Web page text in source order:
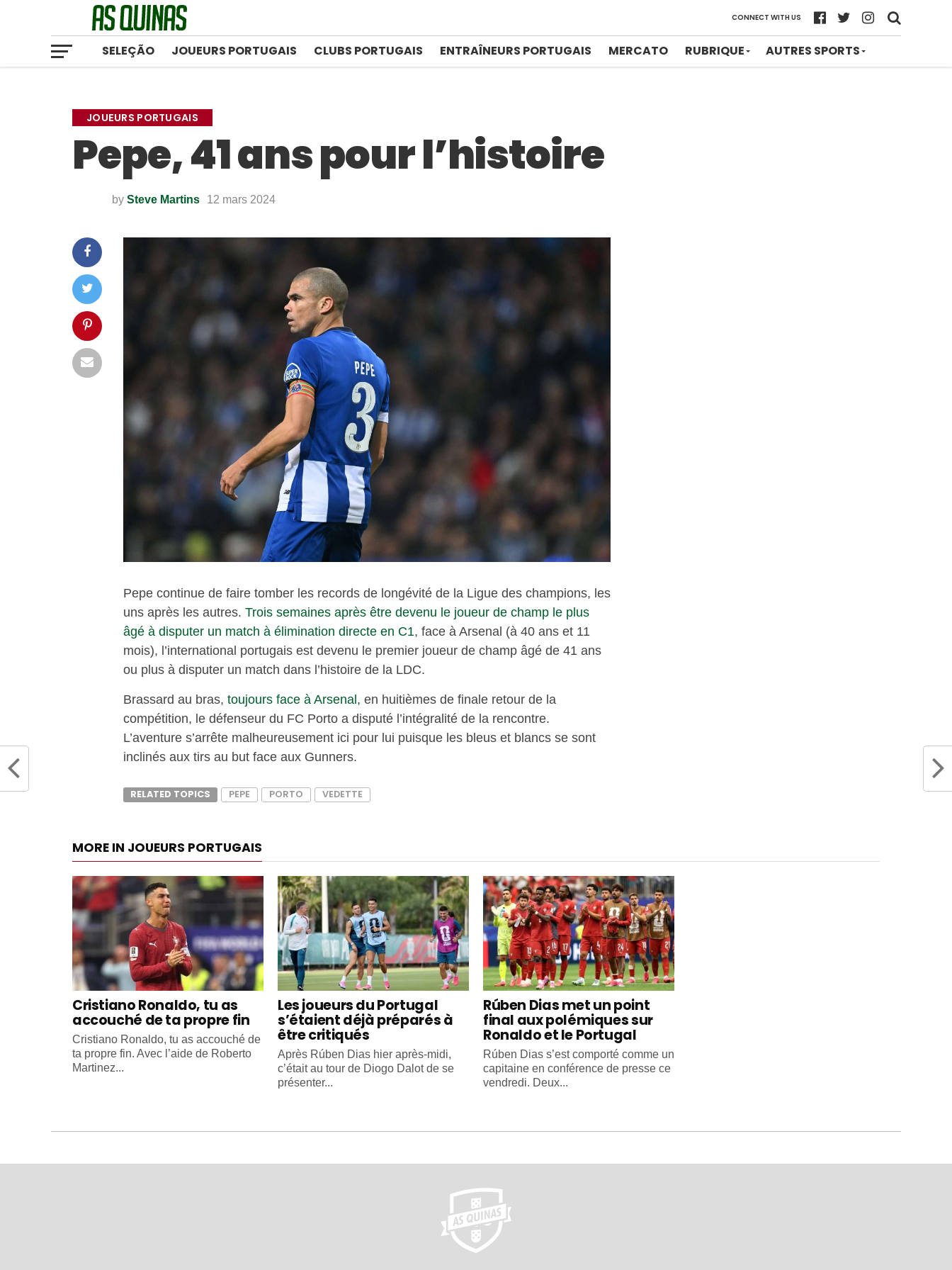
CONNECT WITH US
SELEÇÃO JOUEURS PORTUGAIS CLUBS PORTUGAIS ENTRAÎNEURS PORTUGAIS MERCATO RUBRIQUE AUTRES SPORTS
JOUEURS PORTUGAIS
Pepe, 41 ans pour l’histoire
by Steve Martins 12 mars 2024
Pepe continue de faire tomber les records de longévité de la Ligue des champions, les
uns après les autres. Trois semaines après être devenu le joueur de champ le plus
âgé à disputer un match à élimination directe en C1, face à Arsenal (à 40 ans et 11
mois), l’international portugais est devenu le premier joueur de champ âgé de 41 ans
ou plus à disputer un match dans l’histoire de la LDC.
Brassard au bras, toujours face à Arsenal, en huitièmes de finale retour de la
compétition, le défenseur du FC Porto a disputé l’intégralité de la rencontre.
L’aventure s’arrête malheureusement ici pour lui puisque les bleus et blancs se sont
inclinés aux tirs au but face aux Gunners.
RELATED TOPICS PEPE PORTO VEDETTE
MORE IN JOUEURS PORTUGAIS
Cristiano Ronaldo, tu as
accouché de ta propre fin
Cristiano Ronaldo, tu as accouché de
ta propre fin. Avec l’aide de Roberto
Martinez...
Les joueurs du Portugal
s’étaient déjà préparés à
être critiqués
Après Rúben Dias hier après-midi,
c’était au tour de Diogo Dalot de se
présenter...
Rúben Dias met un point
final aux polémiques sur
Ronaldo et le Portugal
Rúben Dias s’est comporté comme un
capitaine en conférence de presse ce
vendredi. Deux...